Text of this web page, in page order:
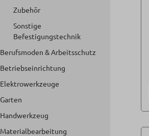
Zubehör
Sonstige
Befestigungstechnik
Berufsmoden & Arbeitsschutz
Betriebseinrichtung
Elektrowerkzeuge
Garten
Handwerkzeug
Materialbearbeitung